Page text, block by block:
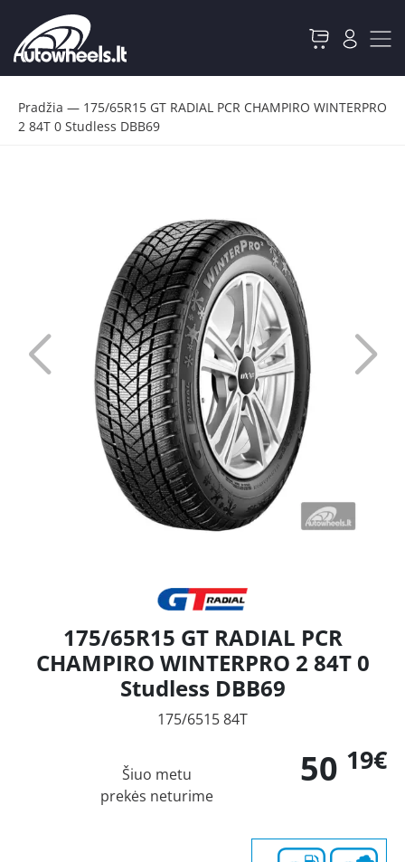
Pradžia — 175/65R15 GT RADIAL PCR CHAMPIRO WINTERPRO
2 84T 0 Studless DBB69
175/65R15 GT RADIAL PCR
CHAMPIRO WINTERPRO 2 84T 0
Studless DBB69
175/6515 84T
50 19€
Šiuo metu
prekės neturime